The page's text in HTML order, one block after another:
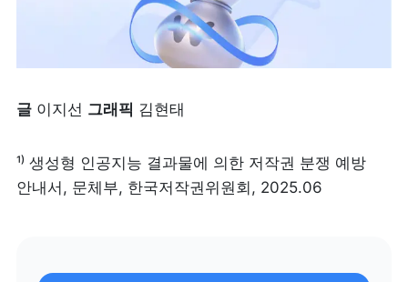
글 이지선 그래픽 김현태
¹⁾ 생성형 인공지능 결과물에 의한 저작권 분쟁 예방
안내서, 문체부, 한국저작권위원회, 2025.06